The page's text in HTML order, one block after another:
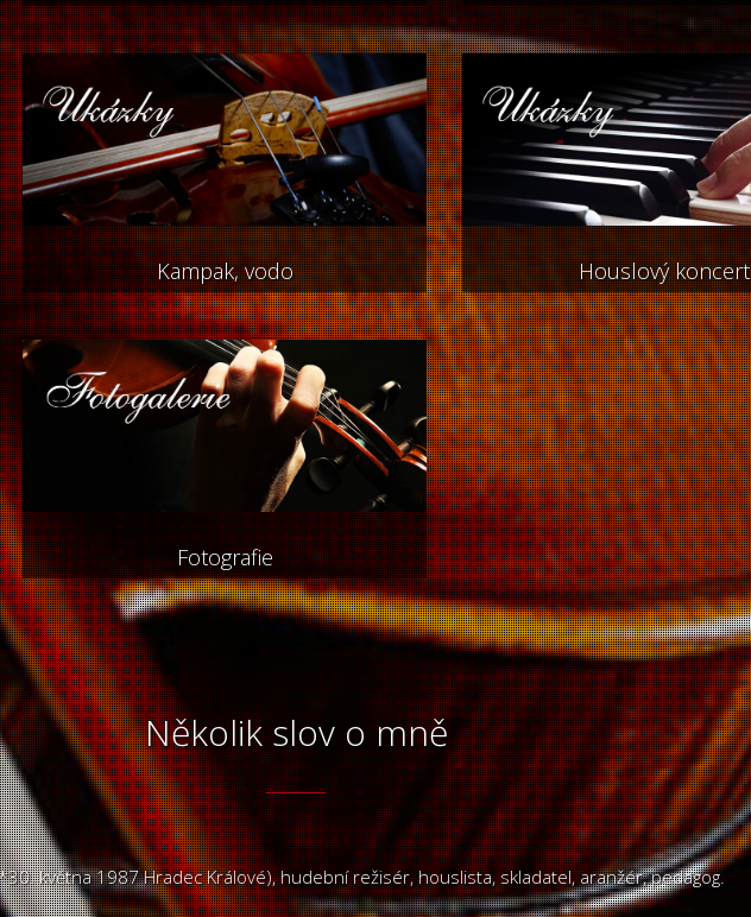
Kampak, vodo Houslový koncert
Fotografie
Několik slov o mně
května 1987 Hradec Králové), hudební režisér, houslista, skladatel, aranžér, pedagog.